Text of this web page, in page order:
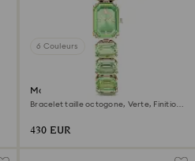
6 Couleurs
Montre
Bracelet taille octogone, Verte, Finition
430 EUR